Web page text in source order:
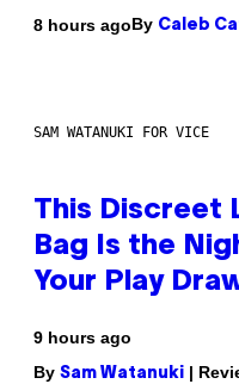
8 hours agoBy Caleb
SAM WATANUKI FOR VICE
This Discreet
Bag Is the
Your Play
9 hours ago
By Sam Watanuki |